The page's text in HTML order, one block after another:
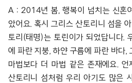
A : 2014년 봄, 행복이 넘치는 신혼
았어요. 혹시 그리스 산토리니 섬을
토리(태명)는 토린이가 되었답니다.
에 파란 지붕, 하얀 구름에 파란 바다,
마법보다 더 마법 같은 존재에요. 언
산토리니 섬처럼 우리 아기도 많은